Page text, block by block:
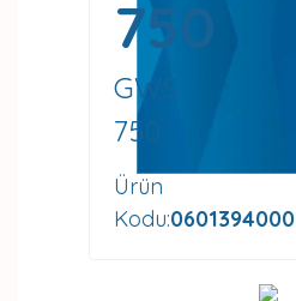
750
GWS
750
Ürün
Kodu:0601394000